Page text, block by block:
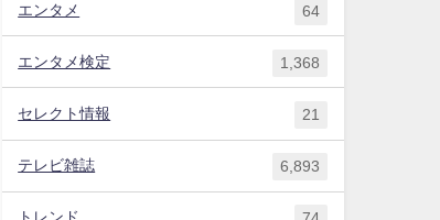
エンタメ 64
エンタメ検定 1,368
セレクト情報 21
テレビ雑誌 6,893
トレンド